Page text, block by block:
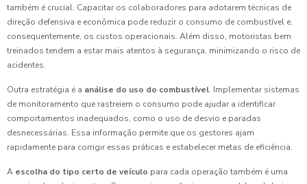
também é crucial. Capacitar os colaboradores para adotarem técnicas de
direção defensiva e econômica pode reduzir o consumo de combustível e,
consequentemente, os custos operacionais. Além disso, motoristas bem
treinados tendem a estar mais atentos à segurança, minimizando o risco de
acidentes.
Outra estratégia é a análise do uso do combustível. Implementar sistemas
de monitoramento que rastreiem o consumo pode ajudar a identificar
comportamentos inadequados, como o uso de desvio e paradas
desnecessárias. Essa informação permite que os gestores ajam
rapidamente para corrigir essas práticas e estabelecer metas de eficiência.
A escolha do tipo certo de veículo para cada operação também é uma